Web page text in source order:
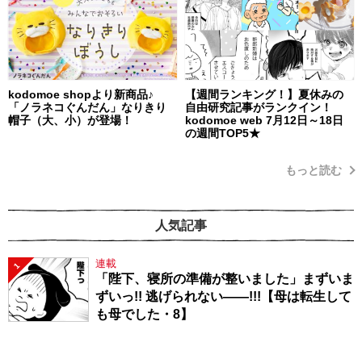
kodomoe shopより新商品♪
「ノラネコぐんだん」なりきり
帽子（大、小）が登場！
【週間ランキング！】夏休みの
自由研究記事がランクイン！
kodomoe web 7月12日～18日
の週間TOP5★
もっと読む
人気記事
1 連載
「陛下、寝所の準備が整いました」まずいま
ずいっ!! 逃げられない――!!!【母は転生して
も母でした・8】